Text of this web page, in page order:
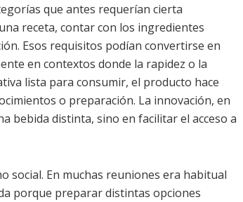
que antes requerían cierta
receta, contar con los ingredientes
Esos requisitos podían convertirse en
en contextos donde la rapidez o la
lista para consumir, el producto hace
o preparación. La innovación, en
bebida distinta, sino en facilitar el acceso a
social. En muchas reuniones era habitual
porque preparar distintas opciones